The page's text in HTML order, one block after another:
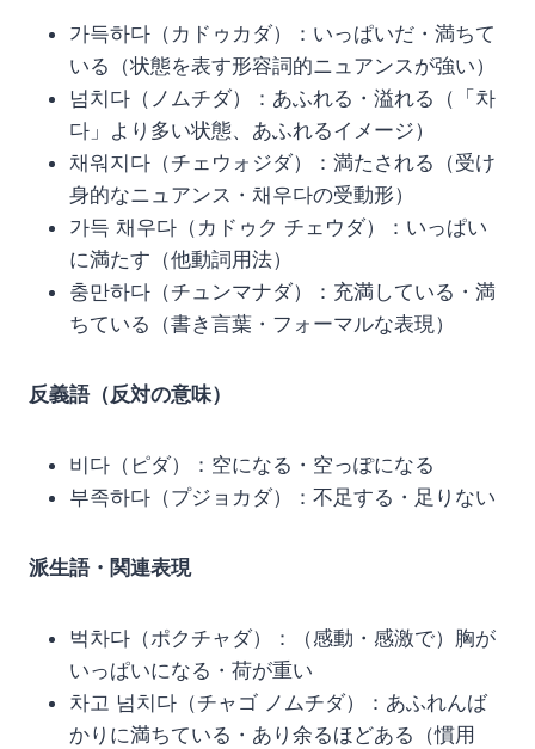
가득하다（カドゥカダ）：いっぱいだ・満ちて
いる（状態を表す形容詞的ニュアンスが強い）
넘치다（ノムチダ）：あふれる・溢れる（「차
다」より多い状態、あふれるイメージ）
채워지다（チェウォジダ）：満たされる（受け
身的なニュアンス・채우다の受動形）
가득 채우다（カドゥク チェウダ）：いっぱい
に満たす（他動詞用法）
충만하다（チュンマナダ）：充満している・満
ちている（書き言葉・フォーマルな表現）
反義語（反対の意味）
비다（ピダ）：空になる・空っぽになる
부족하다（プジョカダ）：不足する・足りない
派生語・関連表現
벅차다（ポクチャダ）：（感動・感激で）胸が
いっぱいになる・荷が重い
차고 넘치다（チャゴ ノムチダ）：あふれんば
かりに満ちている・あり余るほどある（慣用